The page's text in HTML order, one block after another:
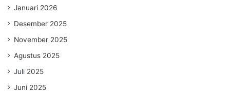
Januari 2026
Desember 2025
November 2025
Agustus 2025
Juli 2025
Juni 2025